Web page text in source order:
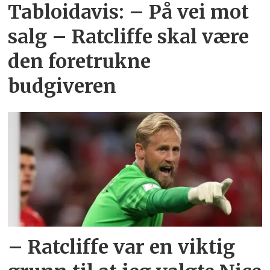
Tabloidavis: – På vei mot
salg – Ratcliffe skal være
den foretrukne
budgiveren
– Ratcliffe var en viktig